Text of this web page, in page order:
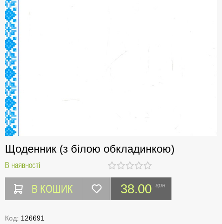
Щоденник (з білою обкладинкою)
В наявності
В КОШИК 38.00 грн
Код: 126691